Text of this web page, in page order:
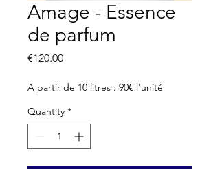
Amage - Essence
de parfum
€120.00Price
A partir de 10 litres : 90€ l'unité
Quantity *